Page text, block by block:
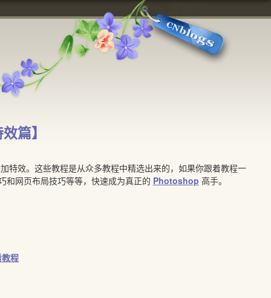
篇】
特效。这些教程是从众多教程中精选出来的，如果你跟着教程一
和网页布局技巧等等，快速成为真正的 Photoshop 高手。
程